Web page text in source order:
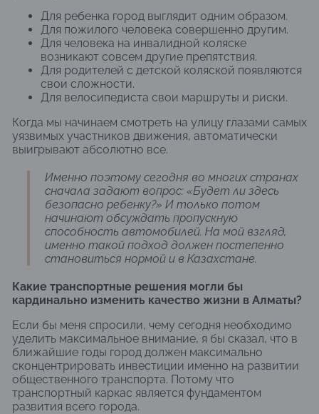
Для ребенка город выглядит одним образом.
Для пожилого человека совершенно другим.
Для человека на инвалидной коляске
возникают совсем другие препятствия.
Для родителей с детской коляской появляются
свои сложности.
Для велосипедиста свои маршруты и риски.
Когда мы начинаем смотреть на улицу глазами самых
уязвимых участников движения, автоматически
выигрывают абсолютно все.
Именно поэтому сегодня во многих странах
сначала задают вопрос: «Будет ли здесь
безопасно ребенку?» И только потом
начинают обсуждать пропускную
способность автомобилей. На мой взгляд,
именно такой подход должен постепенно
становиться нормой и в Казахстане.
Какие транспортные решения могли бы
кардинально изменить качество жизни в Алматы?
Если бы меня спросили, чему сегодня необходимо
уделить максимальное внимание, я бы сказал, что в
ближайшие годы город должен максимально
сконцентрировать инвестиции именно на развитии
общественного транспорта. Потому что
транспортный каркас является фундаментом
развития всего города.